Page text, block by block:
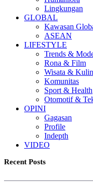
Lingkungan
GLOBAL
Kawasan
ASEAN
LIFESTYLE
Trends &
Rona & Film
Wisata &
Komunitas
Sport & Health
Otomotif &
OPINI
Gagasan
Profile
Indepth
VIDEO
Recent Posts